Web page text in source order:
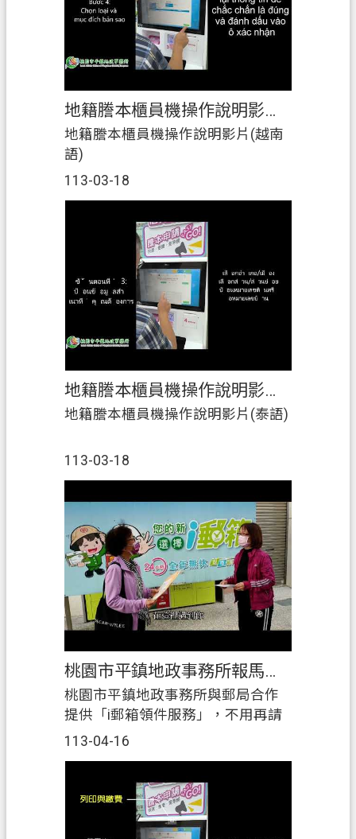
si=a_p24HgAZQLNs3bn
地籍謄本櫃員機操作說明影片(越南語)
113-03-18
地籍謄本櫃員機操作說明影片(越南
語)
地籍謄本櫃員機操作說明影片(泰語)
113-03-18
地籍謄本櫃員機操作說明影片(泰語)
桃園市平鎮地政事務所報馬仔「地政i郵箱領件服務篇」
113-04-16
桃園市平鎮地政事務所與郵局合作
提供「i郵箱領件服務」，不用再請
假領取登記案件，可直接寄至指定